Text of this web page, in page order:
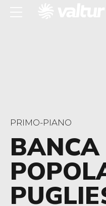
PRIMO-PIANO
BANCA